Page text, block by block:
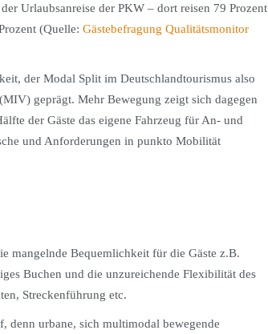
Urlaubsanreise der PKW – dort reisen 79 Prozent
(Quelle: Gästebefragung Qualitätsmonitor
der Modal Split im Deutschlandtourismus also
geprägt. Mehr Bewegung zeigt sich dagegen
der Gäste das eigene Fahrzeug für An- und
und Anforderungen in punkto Mobilität
mangelnde Bequemlichkeit für die Gäste z.B.
Buchen und die unzureichende Flexibilität des
Streckenführung etc.
denn urbane, sich multimodal bewegende